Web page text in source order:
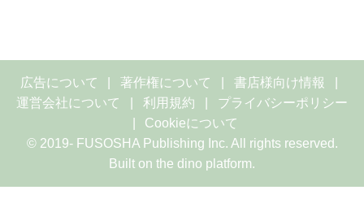
広告について 著作権について
書店様向け情報
運営会社について
利用規約
プライバシーポリシー
Cookieについて
© 2019- FUSOSHA Publishing Inc. All rights reserved.
Built on the dino platform.